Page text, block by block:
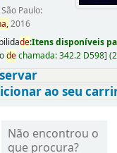
São Paulo:
2016
de:Itens disponíveis
dechamada:342.2 D598]
ao seu
Não encontrou o
que procura?